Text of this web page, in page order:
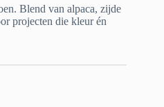
Blend van alpaca, zijde
projecten die kleur én